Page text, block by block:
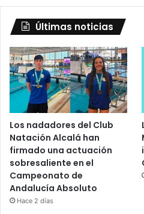
Últimas noticias
Los nadadores del Club
Natación Alcalá han
firmado una actuación
sobresaliente en el
Campeonato de
Andalucía Absoluto
Hace 2 días